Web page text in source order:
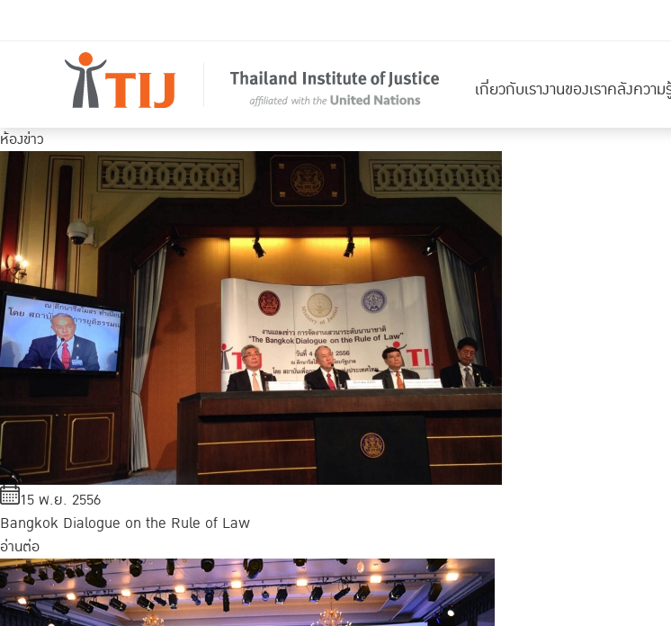
เกี่ยวกับเรางานของเราคลังความ
ห้องข่าว
15 พ.ย. 2556
Bangkok Dialogue on the Rule of Law
อ่านต่อ